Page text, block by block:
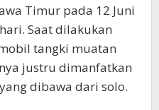
Timur pada 12 Juni
Saat dilakukan
tangki muatan
justru dimanfatkan
dibawa dari solo.